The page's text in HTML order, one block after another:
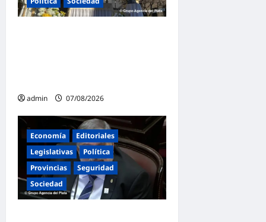
s
admin 07/08/2026
Economía
Editoriales
Legislativas
Política
Provincias
Seguridad
Sociedad